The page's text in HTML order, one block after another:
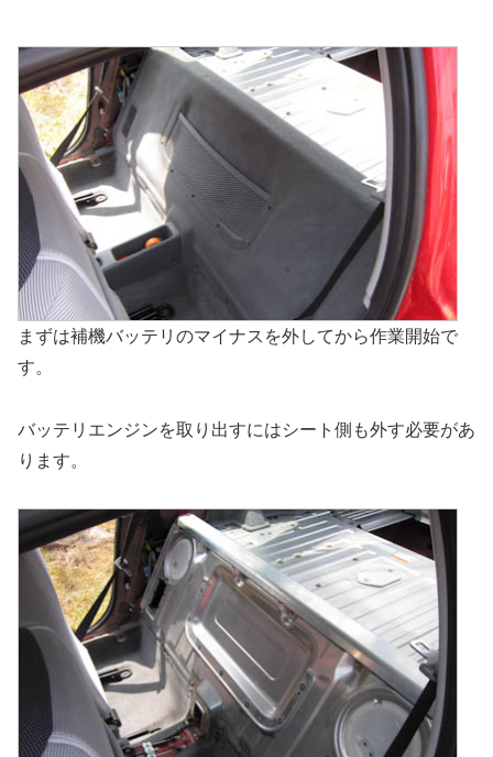
まずは補機バッテリのマイナスを外してから作業開始で
す。
バッテリエンジンを取り出すにはシート側も外す必要があ
ります。